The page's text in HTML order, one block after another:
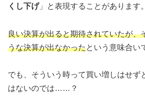
くし下げ」と表現することがあります。
良い決算が出ると期待されていたが、
うな決算が出なかったという意味合い
でも、そういう時って買い増しはせず
はないのでは……？